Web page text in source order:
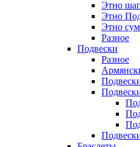
Этно
Этно
Этно
Разное
Подвески
Разное